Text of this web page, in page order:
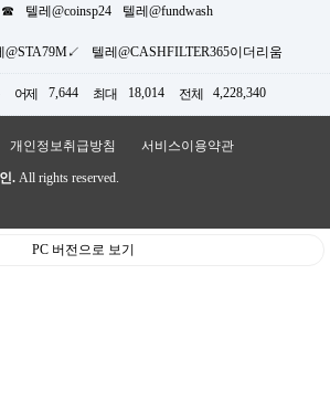
☎ 텔레@coinsp24 텔레@fundwash
@STA79M↙ 텔레@CASHFILTER365이더리움
어제 7,644 최대 18,014 전체 4,228,340
개인정보취급방침 서비스이용약관
. All rights reserved.
PC 버전으로 보기